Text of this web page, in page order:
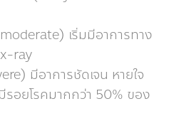
เริ่มมีอาการทาง
ray
มีอาการชัดเจน หายใจ
รอยโรคมากกว่า 50% ของ